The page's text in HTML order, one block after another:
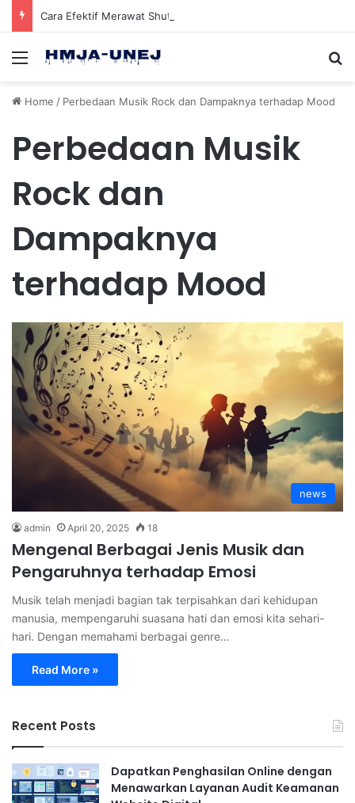
Menu
Home / Perbedaan Musik Rock dan Dampaknya terhadap Mood
Perbedaan Musik
Rock dan
Dampaknya
terhadap Mood
news
admin April 20, 2025 18
Mengenal Berbagai Jenis Musik dan
Pengaruhnya terhadap Emosi
Musik telah menjadi bagian tak terpisahkan dari kehidupan
manusia, mempengaruhi suasana hati dan emosi kita sehari-
hari. Dengan memahami berbagai genre…
Read More »
Recent Posts
Dapatkan Penghasilan Online dengan
Menawarkan Layanan Audit Keamanan